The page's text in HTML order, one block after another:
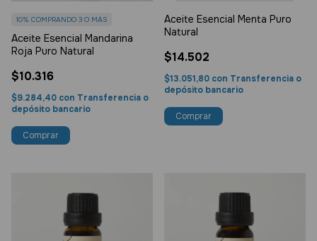
Aceite Esencial Mandarina
Roja Puro Natural
$10.316
10% COMPRANDO 3 O MÁS
$9.284,40 con Transferencia o
depósito bancario
Aceite Esencial Menta Puro
Natural
$14.502
$13.051,80 con Transferencia o
depósito bancario